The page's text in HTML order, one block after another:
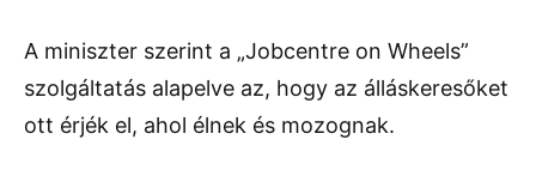
A miniszter szerint a „Jobcentre on Wheels”
szolgáltatás alapelve az, hogy az álláskeresőket
ott érjék el, ahol élnek és mozognak.